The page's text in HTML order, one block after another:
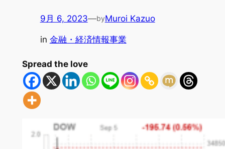
9月 6, 2023—byMuroi Kazuo
in 金融・経済情報事業
Spread the love